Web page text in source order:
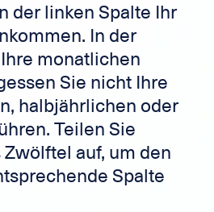
der linken Spalte Ihr
In der
monatlichen
Sie nicht Ihre
halbjährlichen oder
Teilen Sie
auf, um den
Spalte